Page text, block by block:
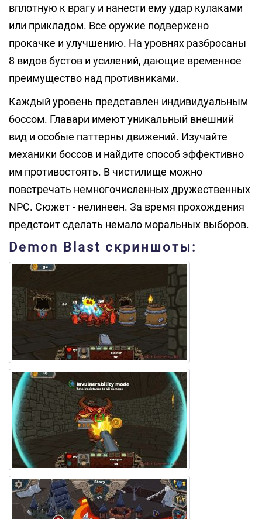
вплотную к врагу и нанести ему удар кулаками
или прикладом. Все оружие подвержено
прокачке и улучшению. На уровнях разбросаны
8 видов бустов и усилений, дающие временное
преимущество над противниками.
Каждый уровень представлен индивидуальным
боссом. Главари имеют уникальный внешний
вид и особые паттерны движений. Изучайте
механики боссов и найдите способ эффективно
им противостоять. В чистилище можно
повстречать немногочисленных дружественных
NPC. Сюжет - нелинеен. За время прохождения
предстоит сделать немало моральных выборов.
Demon Blast скриншоты: